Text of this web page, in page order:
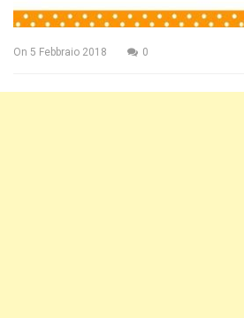
On 5 Febbraio 2018 0